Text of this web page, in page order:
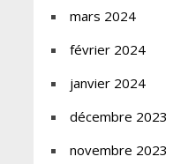
mars 2024
février 2024
janvier 2024
décembre 2023
novembre 2023